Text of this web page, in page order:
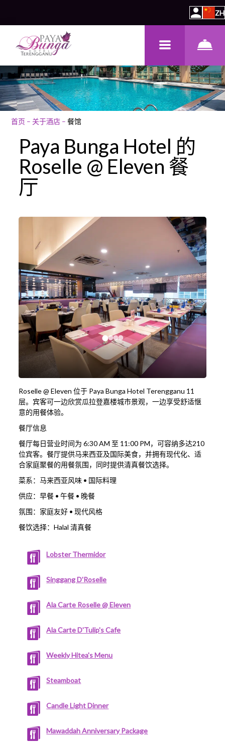
ZH
首页 – 关于酒店 –餐馆
Paya Bunga Hotel 的
Roselle @ Eleven 餐
厅
Roselle @ Eleven 位于 Paya Bunga Hotel Terengganu 11
层。宾客可一边欣赏瓜拉登嘉楼城市景观，一边享受舒适惬
意的用餐体验。
餐厅信息
餐厅每日营业时间为 6:30 AM 至 11:00 PM，可容纳多达210
位宾客。餐厅提供马来西亚及国际美食，并拥有现代化、适
合家庭聚餐的用餐氛围，同时提供清真餐饮选择。
菜系：马来西亚风味 • 国际料理
供应：早餐 • 午餐 • 晚餐
氛围：家庭友好 • 现代风格
餐饮选择：Halal 清真餐
Lobster Thermidor
Singgang D'Roselle
Ala Carte Roselle @ Eleven
Ala Carte D'Tulip's Cafe
Weekly Hitea's Menu
Steamboat
Candle Light Dinner
Mawaddah Anniversary Package